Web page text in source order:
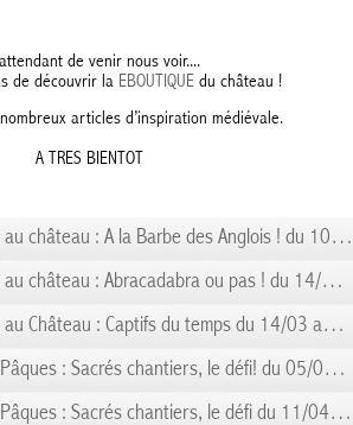
de venir nous voir....
de découvrir la EBOUTIQUEdu château !
articles d’inspiration médiévale.
A TRES BIENTOT
Escape game au château : A la Barbe des Anglois ! du 10/01 au 10/01
Escape game au château : Abracadabra ou pas ! du 14/02 au 14/02
Escape game au Château : Captifs du temps du 14/03 au 14/03
Vacances de Pâques : Sacrés chantiers, le défi! du 05/04 au 10/04
Vacances de Pâques : Sacrés chantiers, le défi du 11/04 au 19/04